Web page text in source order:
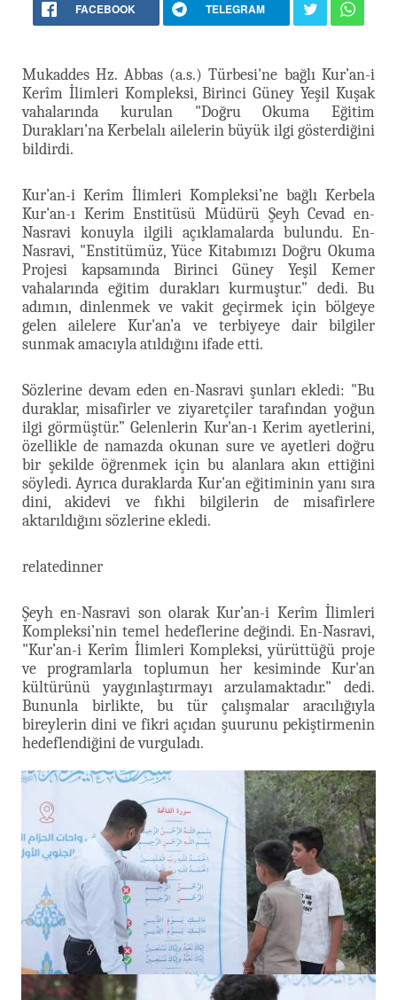
FACEBOOK TELEGRAM
Mukaddes Hz. Abbas (a.s.) Türbesi'ne bağlı Kur’an-i
Kerîm İlimleri Kompleksi, Birinci Güney Yeşil Kuşak
vahalarında kurulan "Doğru Okuma Eğitim
Durakları’na Kerbelalı ailelerin büyük ilgi gösterdiğini
bildirdi.
Kur’an-i Kerîm İlimleri Kompleksi’ne bağlı Kerbela
Kur'an-ı Kerim Enstitüsü Müdürü Şeyh Cevad en-
Nasravi konuyla ilgili açıklamalarda bulundu. En-
Nasravi, "Enstitümüz, Yüce Kitabımızı Doğru Okuma
Projesi kapsamında Birinci Güney Yeşil Kemer
vahalarında eğitim durakları kurmuştur." dedi. Bu
adımın, dinlenmek ve vakit geçirmek için bölgeye
gelen ailelere Kur'an’a ve terbiyeye dair bilgiler
sunmak amacıyla atıldığını ifade etti.
Sözlerine devam eden en-Nasravi şunları ekledi: "Bu
duraklar, misafirler ve ziyaretçiler tarafından yoğun
ilgi görmüştür.” Gelenlerin Kur'an-ı Kerim ayetlerini,
özellikle de namazda okunan sure ve ayetleri doğru
bir şekilde öğrenmek için bu alanlara akın ettiğini
söyledi. Ayrıca duraklarda Kur'an eğitiminin yanı sıra
dini, akidevi ve fıkhi bilgilerin de misafirlere
aktarıldığını sözlerine ekledi.
relatedinner
Şeyh en-Nasravi son olarak Kur’an-i Kerîm İlimleri
Kompleksi’nin temel hedeflerine değindi. En-Nasravi,
"Kur’an-i Kerîm İlimleri Kompleksi, yürüttüğü proje
ve programlarla toplumun her kesiminde Kur'an
kültürünü yaygınlaştırmayı arzulamaktadır." dedi.
Bununla birlikte, bu tür çalışmalar aracılığıyla
bireylerin dini ve fikri açıdan şuurunu pekiştirmenin
hedeflendiğini de vurguladı.